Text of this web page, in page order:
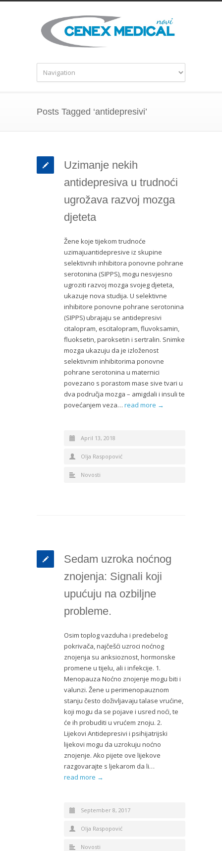
Posts Tagged ‘antidepresivi’
Uzimanje nekih
antidepresiva u trudnoći
ugrožava razvoj mozga
djeteta
Žene koje tijekom trudnoće
uzimajuantidepresive iz skupine
selektivnih inhibitora ponovne pohrane
serotonina (SIPPS), mogu nesvjesno
ugroziti razvoj mozga svojeg djeteta,
ukazuje nova studija. U selektivne
inhibitore ponovne pohrane serotonina
(SIPPS) ubrajaju se antidepresivi
citalopram, escitalopram, fluvoksamin,
fluoksetin, paroksetin i sertralin. Snimke
mozga ukazuju da je izloženost
selektivnim inhibitorima ponovne
pohrane serotonina u maternici
povezano s porastom mase sive tvari u
dva područja mozga – amigdali i insuli te
povećanjem veza… read more →
April 13, 2018
Olja Raspopović
Novosti
Sedam uzroka noćnog
znojenja: Signali koji
upućuju na ozbiljne
probleme.
Osim toplog vazduha i predebelog
pokrivača, najčešći uzroci noćnog
znojenja su anksioznost, hormonske
promene u tijelu, ali i infekcije. 1.
Menopauza Noćno znojenje mogu biti i
valunzi. Žene u perimenopauznom
stanju često doživljavaju talase vrućine,
koji mogu da se pojave i usred noći, te
će ih probuditi u vrućem znoju. 2.
Lijekovi Antidepresivi i psihijatrijski
lijekovi mogu da uzrokuju noćno
znojenje. Ako pijete ove lijekove
razgovarajte s ljekarom da li…
read more →
September 8, 2017
Olja Raspopović
Novosti